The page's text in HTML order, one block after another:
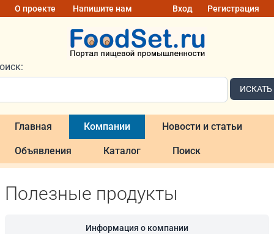
О проекте Напишите нам Вход Регистрация
ИСКАТЬ
Главная Компании Новости и статьи
Объявления Каталог Поиск
Полезные продукты
Информация о компании